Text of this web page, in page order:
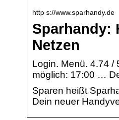
http s://www.sparhandy.de
Sparhandy:
Netzen
Login. Menü. 4.74 /
möglich: 17:00 …
Sparen heißt
Dein neuer